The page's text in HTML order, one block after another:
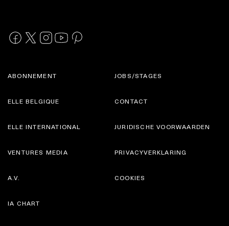
ABONNEMENT
ELLE BELGIQUE
JOBS/STAGES
CONTACT
ELLE INTERNATIONAL
VENTURES MEDIA
JURIDISCHE VOORWAARDEN
PRIVACYVERKLARING
A.V.
IA CHART
COOKIES